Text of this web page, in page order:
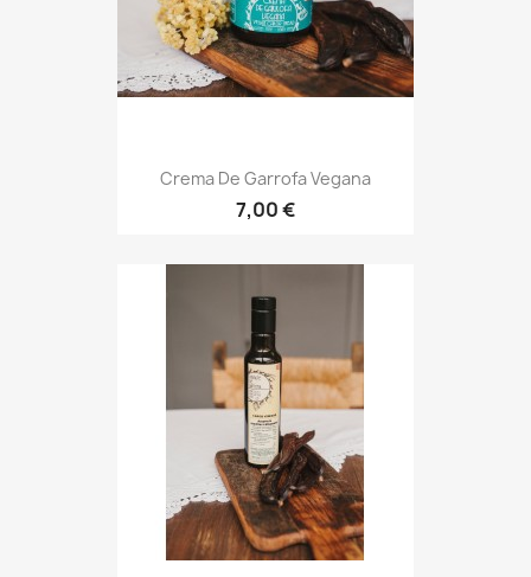
Crema De Garrofa Vegana
7,00 €